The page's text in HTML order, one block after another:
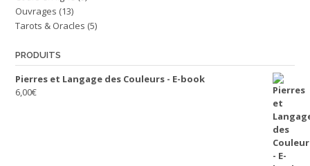
Ouvrages (13)
Tarots & Oracles (5)
PRODUITS
Pierres et Langage des Couleurs - E-book
6,00€